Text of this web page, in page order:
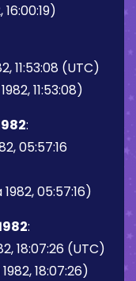
11:53:08 (UTC)
11:53:08)
:
05:57:16
05:57:16)
:
18:07:26 (UTC)
18:07:26)